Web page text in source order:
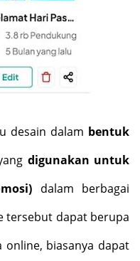
desain dalam bentuk
digunakan untuk
dalam berbagai
tersebut dapat berupa
online, biasanya dapat